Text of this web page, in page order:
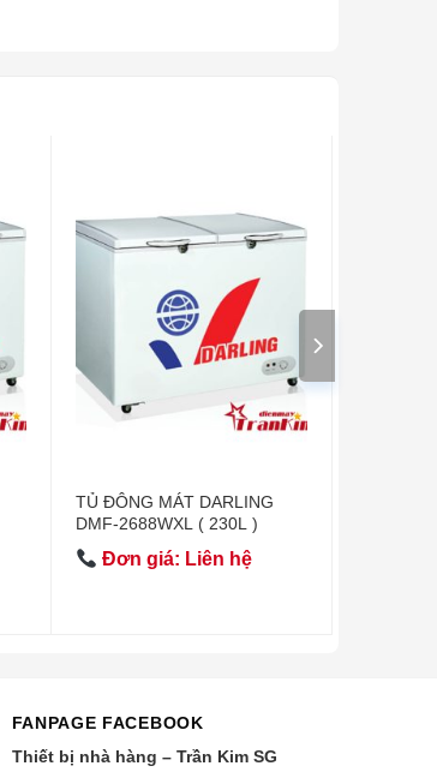
TỦ ĐÔNG MÁT DARLING
DMF-2688WXL ( 230L )
Đơn giá: Liên hệ
FANPAGE FACEBOOK
Thiết bị nhà hàng – Trần Kim SG